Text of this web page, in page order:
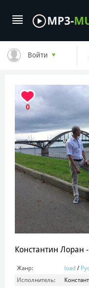
Войти
0
Константин Лоран
Жанр: load /
Исполнитель: